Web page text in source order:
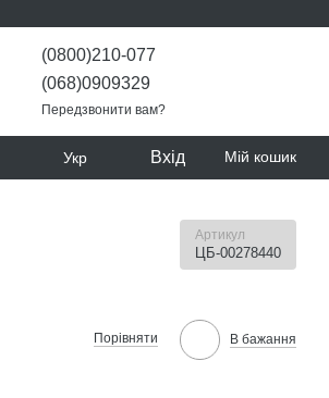
(0800)210-077
(068)0909329
Передзвонити вам?
Укр Вхід Мій кошик
Артикул
ЦБ-00278440
Порівняти В бажання